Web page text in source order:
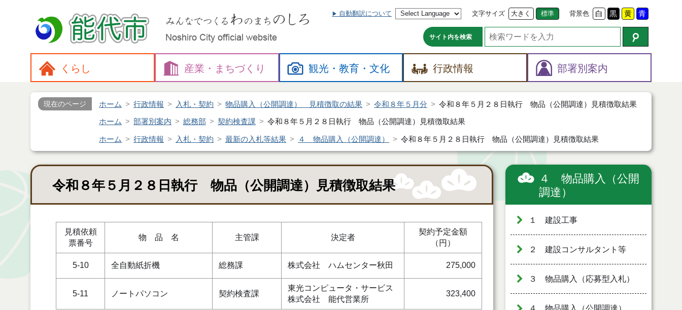
自動翻訳について 文字サイズ 大きく 標準 背景色 白 黒 黄 青
サイト内を検索
くらし 産業・ まちづくり 観光・教育・文化 行政情報 部署別案内
現在のページ ホーム 行政情報 入札・契約 物品購入（公開調達） 見積徴取の結果 令和８年５月分 令和８年５月２８日執行 物品（公開調達）見積徴取結果
ホーム 部署別案内 総務部 契約検査課 令和８年５月２８日執行 物品（公開調達）見積徴取結果
ホーム 行政情報 入札・契約 最新の入札等結果 ４ 物品購入（公開調達） 令和８年５月２８日執行 物品（公開調達）見積徴取結果
令和８年５月２８日執行 物品（公開調達）見積徴取結果
見積依頼
票番号
物 品 名 主管課 決定者
契約予定金額
（円）
5-10 全自動紙折機 総務課 株式会社 ハムセンター秋田 275,000
5-11 ノートパソコン 契約検査課
東光コンピュータ・サービス
株式会社 能代営業所
323,400
４ 物品購入（公開
調達）
１ 建設工事
２ 建設コンサルタント等
３ 物品購入（応募型入札）